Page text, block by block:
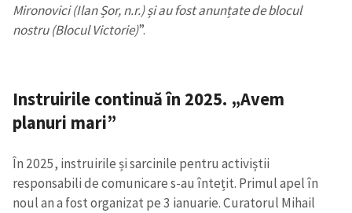
Mironovici (Ilan Șor, n.r.) și au fost anunțate de blocul
nostru (Blocul Victorie)”.
Instruirile continuă în 2025. „Avem
planuri mari”
În 2025, instruirile și sarcinile pentru activiștii
responsabili de comunicare s-au întețit. Primul apel în
noul an a fost organizat pe 3 ianuarie. Curatorul Mihail